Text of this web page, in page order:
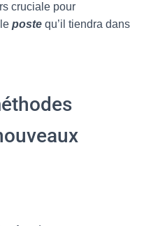
cruciale pour
poste qu’il tiendra dans